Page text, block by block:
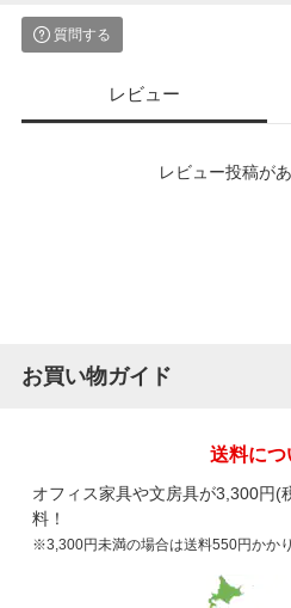
質問する
レビュー
レビュー投稿が
お買い物ガイド
送料につ
オフィス家具や文房具が3,300円(
料！
※3,300円未満の場合は送料550円かかり